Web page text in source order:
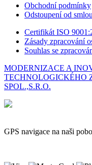
Obchodní podmínky
Odstoupení od
Certifikát ISO
Zásady zpracování
Souhlas se
MODERNIZACE A
TECHNOLOGICKÉHO
SPOL.,S.R.O.
GPS navigace na naši